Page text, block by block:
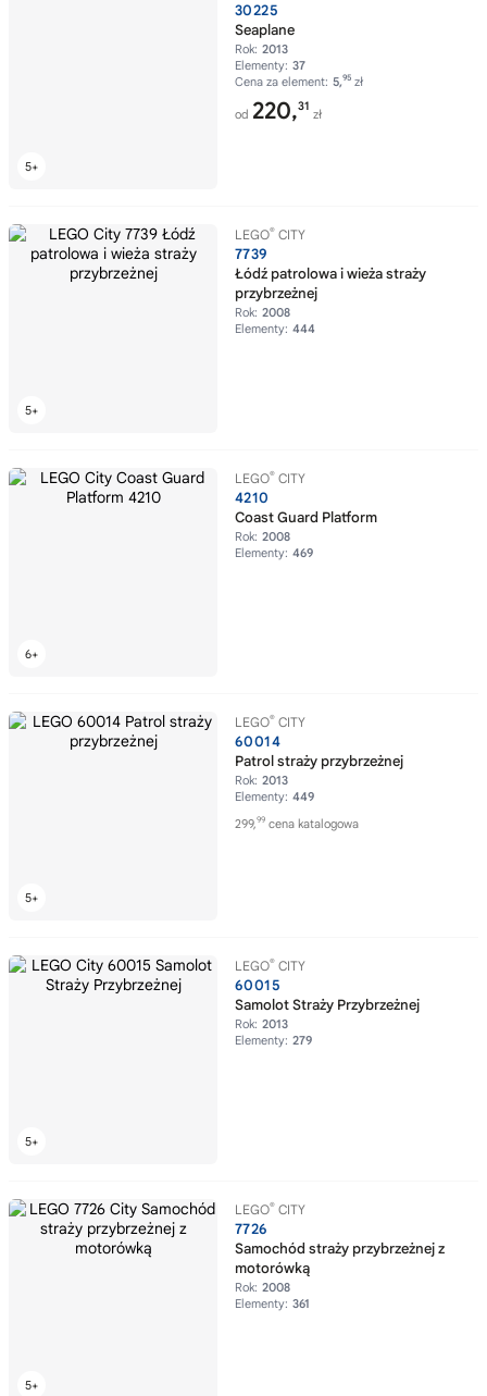
30225
Seaplane
Rok: 2013
Elementy: 37
Cena za element: 5,95 zł
od 220,31
zł
LEGO® CITY
7739
Łódź patrolowa i wieża straży
przybrzeżnej
Rok: 2008
Elementy: 444
LEGO® CITY
4210
Coast Guard Platform
Rok: 2008
Elementy: 469
LEGO® CITY
60014
Patrol straży przybrzeżnej
Rok: 2013
Elementy: 449
299,99 cena katalogowa
LEGO® CITY
60015
Samolot Straży Przybrzeżnej
Rok: 2013
Elementy: 279
LEGO® CITY
7726
Samochód straży przybrzeżnej z
motorówką
Rok: 2008
Elementy: 361